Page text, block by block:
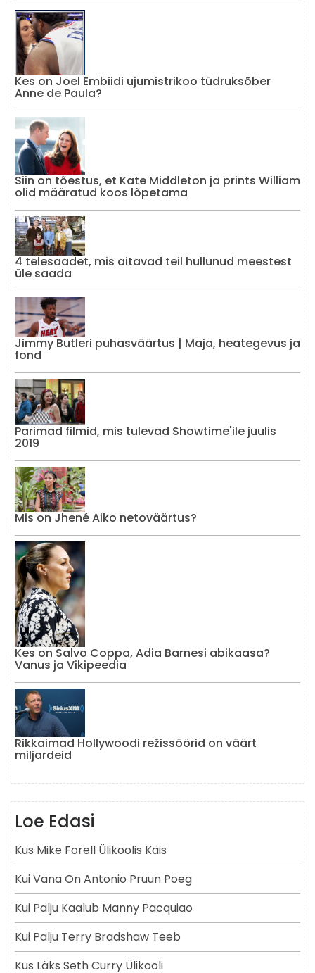
Kes on Joel Embiidi ujumistrikoo tüdruksõber
Anne de Paula?
Siin on tõestus, et Kate Middleton ja prints William
olid määratud koos lõpetama
4 telesaadet, mis aitavad teil hullunud meestest
üle saada
Jimmy Butleri puhasväärtus | Maja, heategevus ja
fond
Parimad filmid, mis tulevad Showtime'ile juulis
2019
Mis on Jhené Aiko netoväärtus?
Kes on Salvo Coppa, Adia Barnesi abikaasa?
Vanus ja Vikipeedia
Rikkaimad Hollywoodi režissöörid on väärt
miljardeid
Loe Edasi
Kus Mike Forell Ülikoolis Käis
Kui Vana On Antonio Pruun Poeg
Kui Palju Kaalub Manny Pacquiao
Kui Palju Terry Bradshaw Teeb
Kus Läks Seth Curry Ülikooli